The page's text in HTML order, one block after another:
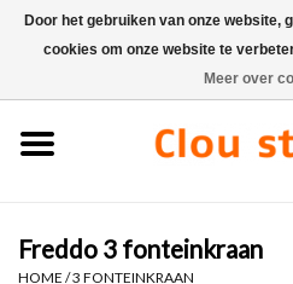
Fonteinsets
Freddo 3 fonteinkraan
HOME /3 FONTEINKRAAN
Door het gebruiken van onze website,
cookies om onze website te
Meer over